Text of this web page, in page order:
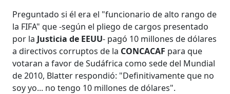
Preguntado si él era el "funcionario de alto rango de
la FIFA" que -según el pliego de cargos presentado
por la Justicia de EEUU- pagó 10 millones de dólares
a directivos corruptos de la CONCACAF para que
votaran a favor de Sudáfrica como sede del Mundial
de 2010, Blatter respondió: "Definitivamente que no
soy yo... no tengo 10 millones de dólares".